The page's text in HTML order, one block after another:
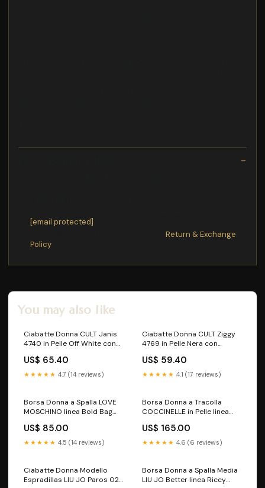
[email protected]
Return & Exchange
Policy
You may also like
Ciabatte Donna CULT Janis
4740 in Pelle Off White con
US$ 65.40
★★★★★ 4.7 (14 reviews)
Ciabatte Donna CULT Ziggy
4769 in Pelle Nera con
scarpa:38
US$ 59.40
★★★★★ 4.1 (17 reviews)
Borsa Donna a Spalla LOVE
MOSCHINO linea Bold Bag
US$ 85.00
★★★★★ 4.5 (14 reviews)
Borsa Donna a Tracolla
COCCINELLE in Pelle linea
zaino
US$ 165.00
★★★★★ 4.6 (6 reviews)
Ciabatte Donna Modello
Espradillas LIU JO Paros 02
Borsa Donna a Spalla Media
LIU JO Better linea Riccy